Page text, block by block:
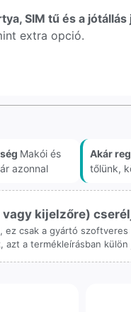
SIM tű és a jótállás
extra opció.
Makói és
azonnal
Akár
tőlünk,
kijelzőre)
csak a gyártó
azt a termékleírásban